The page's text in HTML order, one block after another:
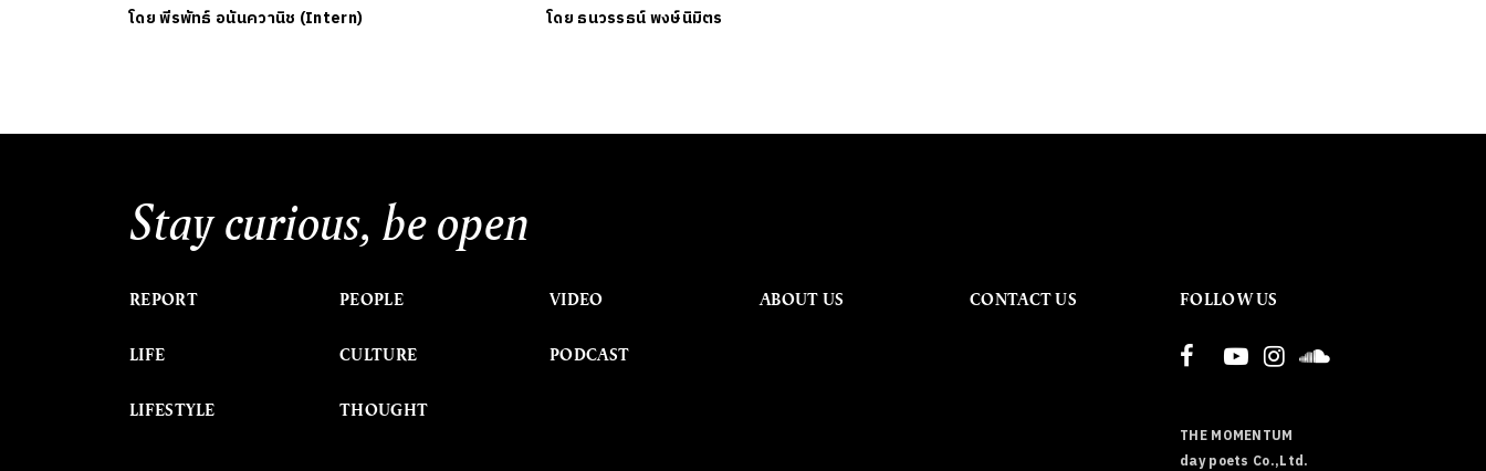
โดยพีรพัทธ์ อนันควานิช (Intern) โดย ธนวรรธน์ พงษ์นิมิตร
Stay curious, be open
REPORT
LIFE
LIFESTYLE
PEOPLE
CULTURE
THOUGHT
VIDEO
PODCAST
ABOUT US CONTACT US FOLLOW US
THE MOMENTUM
day poets Co.,Ltd.